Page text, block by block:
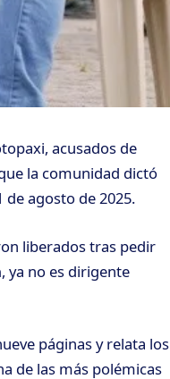
acusados de
la comunidad dictó
agosto de 2025.
liberados tras pedir
, ya no es dirigente
páginas y relata los
de las más polémicas